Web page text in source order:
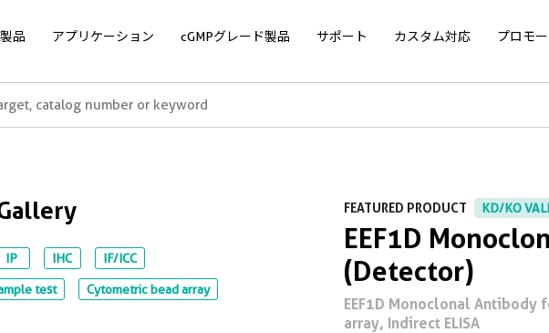
製品 アプリケーション cGMPグレード製品 サポート カスタム対応 プロモ
IP IHC IF/ICC
test
Cytometric bead array
FEATURED PRODUCT KD/KO
EEF1D
(Detector)
EEF1D Monoclonal Antibody
array, Indirect ELISA